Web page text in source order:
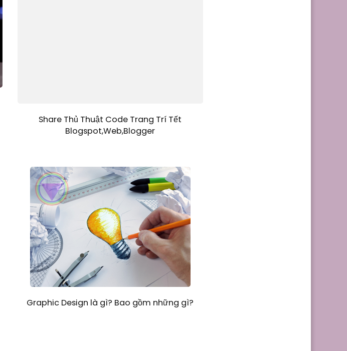
Share Thủ Thuật Code Trang Trí Tết
Blogspot,Web,Blogger
Graphic Design là gì? Bao gồm những gì?